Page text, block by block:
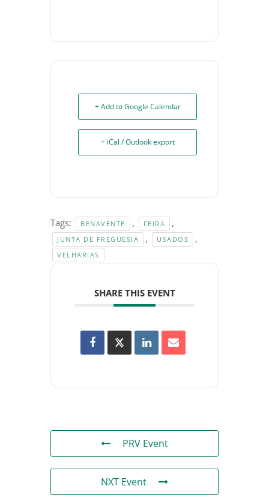
+ Add to Google Calendar
+ iCal / Outlook export
Tags: BENAVENTE , FEIRA ,
JUNTA DE FREGUESIA , USADOS ,
VELHARIAS
SHARE THIS EVENT
PRV Event
NXT Event